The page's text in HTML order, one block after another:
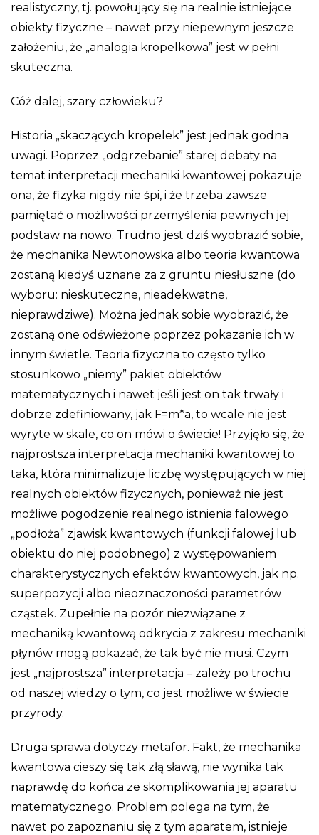
realistyczny, tj. powołujący się na realnie istniejące
obiekty fizyczne – nawet przy niepewnym jeszcze
założeniu, że „analogia kropelkowa” jest w pełni
skuteczna.
Cóż dalej, szary człowieku?
Historia „skaczących kropelek” jest jednak godna
uwagi. Poprzez „odgrzebanie” starej debaty na
temat interpretacji mechaniki kwantowej pokazuje
ona, że fizyka nigdy nie śpi, i że trzeba zawsze
pamiętać o możliwości przemyślenia pewnych jej
podstaw na nowo. Trudno jest dziś wyobrazić sobie,
że mechanika Newtonowska albo teoria kwantowa
zostaną kiedyś uznane za z gruntu niesłuszne (do
wyboru: nieskuteczne, nieadekwatne,
nieprawdziwe). Można jednak sobie wyobrazić, że
zostaną one odświeżone poprzez pokazanie ich w
innym świetle. Teoria fizyczna to często tylko
stosunkowo „niemy” pakiet obiektów
matematycznych i nawet jeśli jest on tak trwały i
dobrze zdefiniowany, jak F=m*a, to wcale nie jest
wyryte w skale, co on mówi o świecie! Przyjęło się, że
najprostsza interpretacja mechaniki kwantowej to
taka, która minimalizuje liczbę występujących w niej
realnych obiektów fizycznych, ponieważ nie jest
możliwe pogodzenie realnego istnienia falowego
„podłoża” zjawisk kwantowych (funkcji falowej lub
obiektu do niej podobnego) z występowaniem
charakterystycznych efektów kwantowych, jak np.
superpozycji albo nieoznaczoności parametrów
cząstek. Zupełnie na pozór niezwiązane z
mechaniką kwantową odkrycia z zakresu mechaniki
płynów mogą pokazać, że tak być nie musi. Czym
jest „najprostsza” interpretacja – zależy po trochu
od naszej wiedzy o tym, co jest możliwe w świecie
przyrody.
Druga sprawa dotyczy metafor. Fakt, że mechanika
kwantowa cieszy się tak złą sławą, nie wynika tak
naprawdę do końca ze skomplikowania jej aparatu
matematycznego. Problem polega na tym, że
nawet po zapoznaniu się z tym aparatem, istnieje